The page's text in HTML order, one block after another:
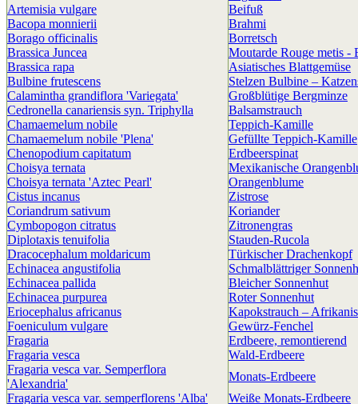
Artemisia vulgare
Beifuß
Bacopa monnierii
Brahmi
Borago officinalis
Borretsch
Brassica Juncea
Moutarde Rouge metis -
Brassica rapa
Asiatisches Blattgemüse
Bulbine frutescens
Stelzen Bulbine –
Calamintha grandiflora 'Variegata'
Großblütige Bergminze
Cedronella canariensis syn. Triphylla
Balsamstrauch
Chamaemelum nobile
Teppich-Kamille
Chamaemelum nobile 'Plena'
Gefüllte Teppich-Kamille
Chenopodium capitatum
Erdbeerspinat
Choisya ternata
Mexikanische
Choisya ternata 'Aztec Pearl'
Orangenblume
Cistus incanus
Zistrose
Coriandrum sativum
Koriander
Cymbopogon citratus
Zitronengras
Diplotaxis tenuifolia
Stauden-Rucola
Dracocephalum moldaricum
Türkischer Drachenkopf
Echinacea angustifolia
Schmalblättriger
Echinacea pallida
Bleicher Sonnenhut
Echinacea purpurea
Roter Sonnenhut
Eriocephalus africanus
Kapokstrauch –
Foeniculum vulgare
Gewürz-Fenchel
Fragaria
Erdbeere, remontierend
Fragaria vesca
Wald-Erdbeere
Fragaria vesca var. Semperflora
'Alexandria'
Monats-Erdbeere
Fragaria vesca var. semperflorens 'Alba'
Weiße Monats-Erdbeere